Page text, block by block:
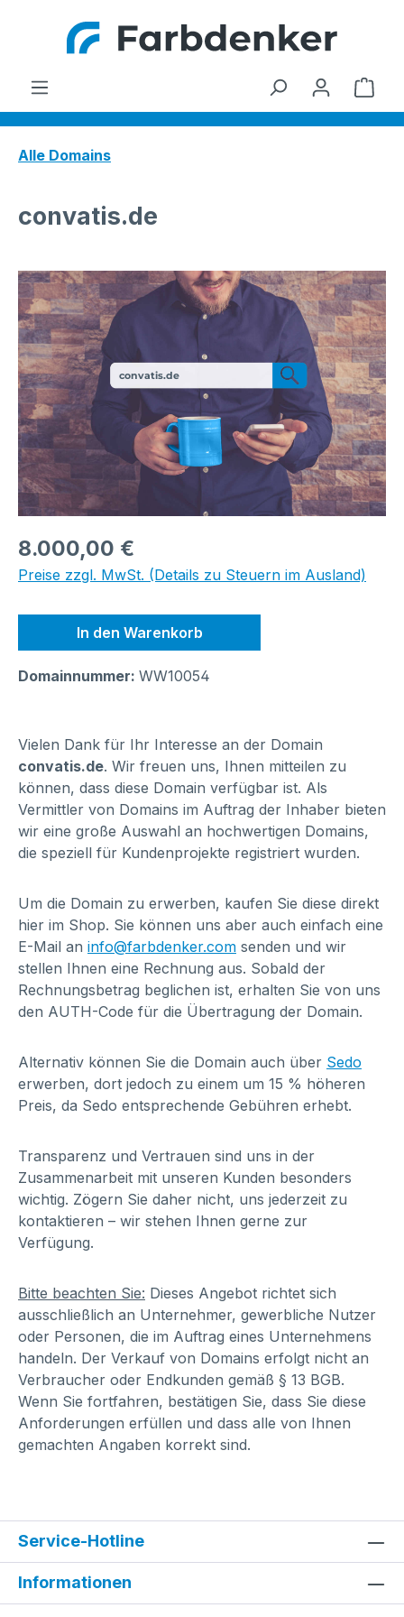
Zum Hauptinhalt springen
Alle Domains
convatis.de
convatis.de
Regulärer Preis:
8.000,00 €
Preise zzgl. MwSt. (Details zu Steuern im Ausland)
In den Warenkorb
Domainnummer: WW10054
Vielen Dank für Ihr Interesse an der Domain
convatis.de. Wir freuen uns, Ihnen mitteilen zu
können, dass diese Domain verfügbar ist. Als
Vermittler von Domains im Auftrag der Inhaber bieten
wir eine große Auswahl an hochwertigen Domains,
die speziell für Kundenprojekte registriert wurden.
Um die Domain zu erwerben, kaufen Sie diese direkt
hier im Shop. Sie können uns aber auch einfach eine
E-Mail an info@farbdenker.com senden und wir
stellen Ihnen eine Rechnung aus. Sobald der
Rechnungsbetrag beglichen ist, erhalten Sie von uns
den AUTH-Code für die Übertragung der Domain.
Alternativ können Sie die Domain auch über Sedo
erwerben, dort jedoch zu einem um 15 % höheren
Preis, da Sedo entsprechende Gebühren erhebt.
Transparenz und Vertrauen sind uns in der
Zusammenarbeit mit unseren Kunden besonders
wichtig. Zögern Sie daher nicht, uns jederzeit zu
kontaktieren – wir stehen Ihnen gerne zur
Verfügung.
Bitte beachten Sie: Dieses Angebot richtet sich
ausschließlich an Unternehmer, gewerbliche Nutzer
oder Personen, die im Auftrag eines Unternehmens
handeln. Der Verkauf von Domains erfolgt nicht an
Verbraucher oder Endkunden gemäß § 13 BGB.
Wenn Sie fortfahren, bestätigen Sie, dass Sie diese
Anforderungen erfüllen und dass alle von Ihnen
gemachten Angaben korrekt sind.
Service-Hotline
Informationen